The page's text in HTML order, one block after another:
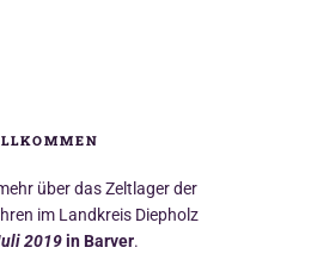
über das Zeltlager der
im Landkreis Diepholz
2019in Barver.